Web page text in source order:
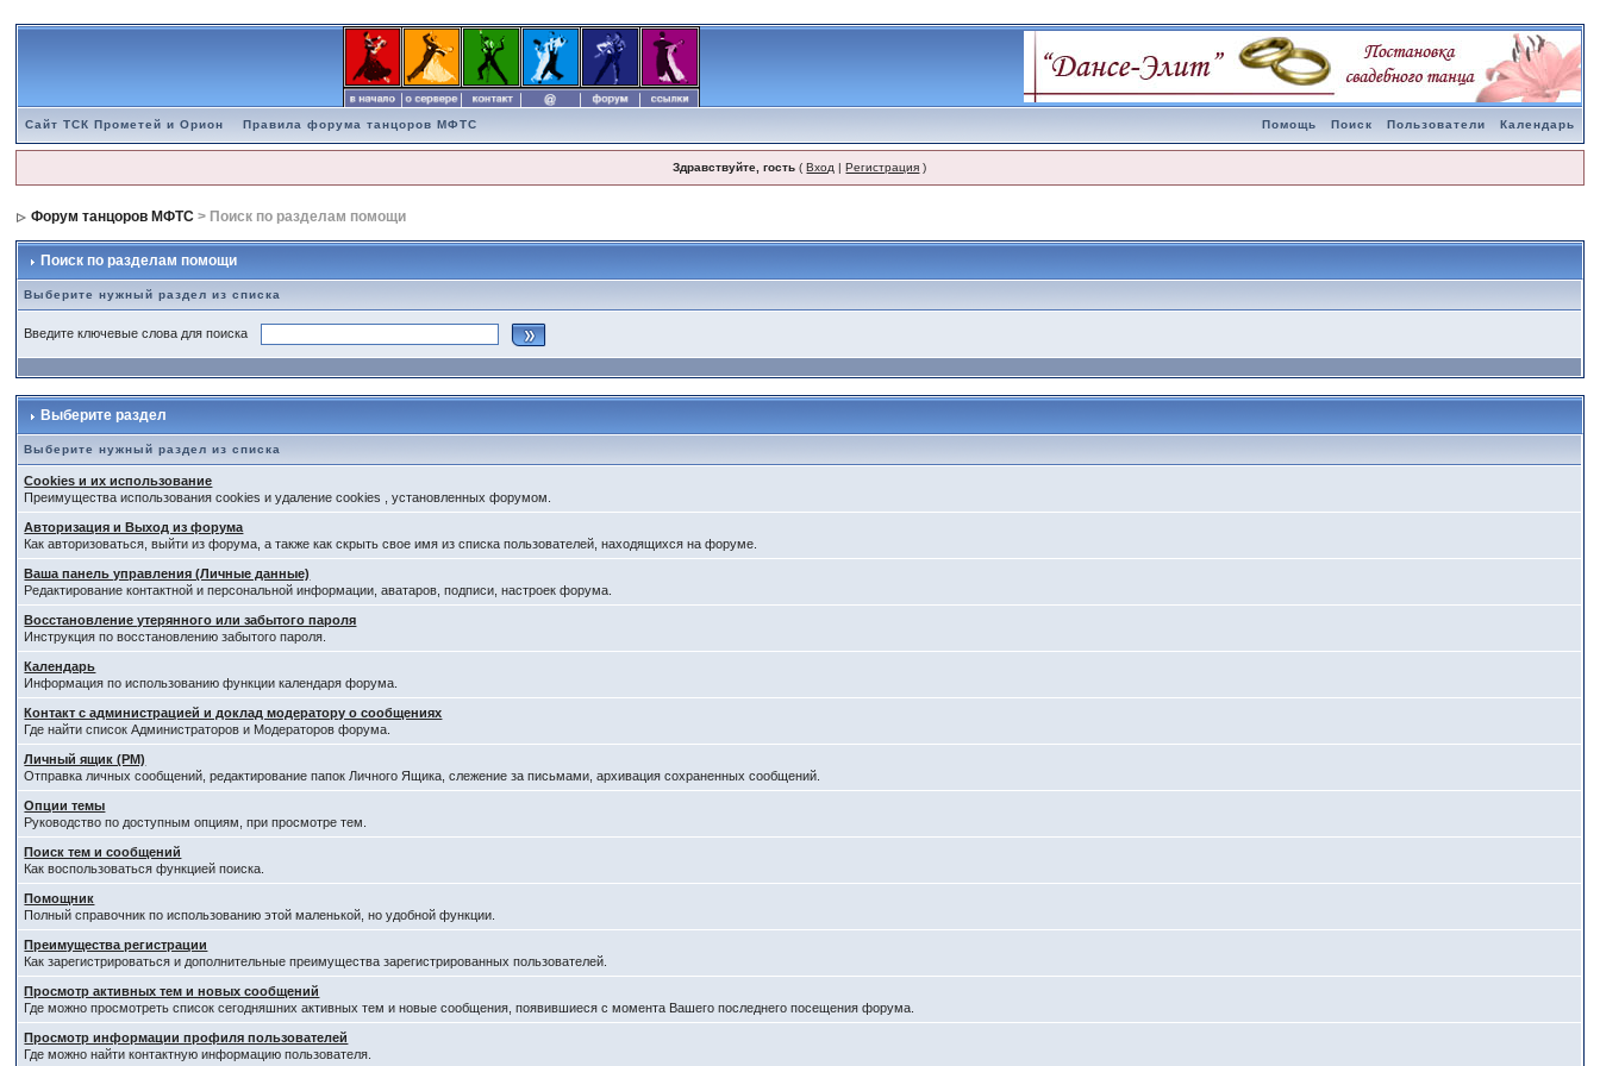
Сайт ТСК Прометей и Орион Правила форума танцоров МФТС Помощь Поиск Пользователи Календарь
Здравствуйте, гость (Вход |Регистрация )
Форум танцоров МФТС > Поиск по разделам помощи
Поиск по разделам помощи
Выберите нужный раздел из списка
Введите ключевые слова для поиска
Выберите раздел
Выберите нужный раздел из списка
Cookies и их использование
Преимущества использования cookies и удаление cookies , установленных форумом.
Авторизация и Выход из форума
Как авторизоваться, выйти из форума, а также как скрыть свое имя из списка пользователей, находящихся на форуме.
Ваша панель управления (Личные данные)
Редактирование контактной и персональной информации, аватаров, подписи, настроек форума.
Восстановление утерянного или забытого пароля
Инструкция по восстановлению забытого пароля.
Календарь
Информация по использованию функции календаря форума.
Контакт с администрацией и доклад модератору о сообщениях
Где найти список Администраторов и Модераторов форума.
Личный ящик (PM)
Отправка личных сообщений, редактирование папок Личного Ящика, слежение за письмами, архивация сохраненных сообщений.
Опции темы
Руководство по доступным опциям, при просмотре тем.
Поиск тем и сообщений
Как воспользоваться функцией поиска.
Помощник
Полный справочник по использованию этой маленькой, но удобной функции.
Преимущества регистрации
Как зарегистрироваться и дополнительные преимущества зарегистрированных пользователей.
Просмотр активных тем и новых сообщений
Где можно просмотреть список сегодняшних активных тем и новые сообщения, появившиеся с момента Вашего последнего посещения форума.
Просмотр информации профиля пользователей
Где можно найти контактную информацию пользователя.